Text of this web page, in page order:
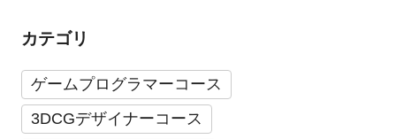
カテゴリ
ゲームプログラマーコース
3DCGデザイナーコース